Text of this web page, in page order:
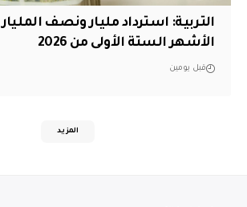
التربية: استرداد مليار ونصف المليار
الأشهر الستة الأولى من 2026
قبل يومين
المزيد